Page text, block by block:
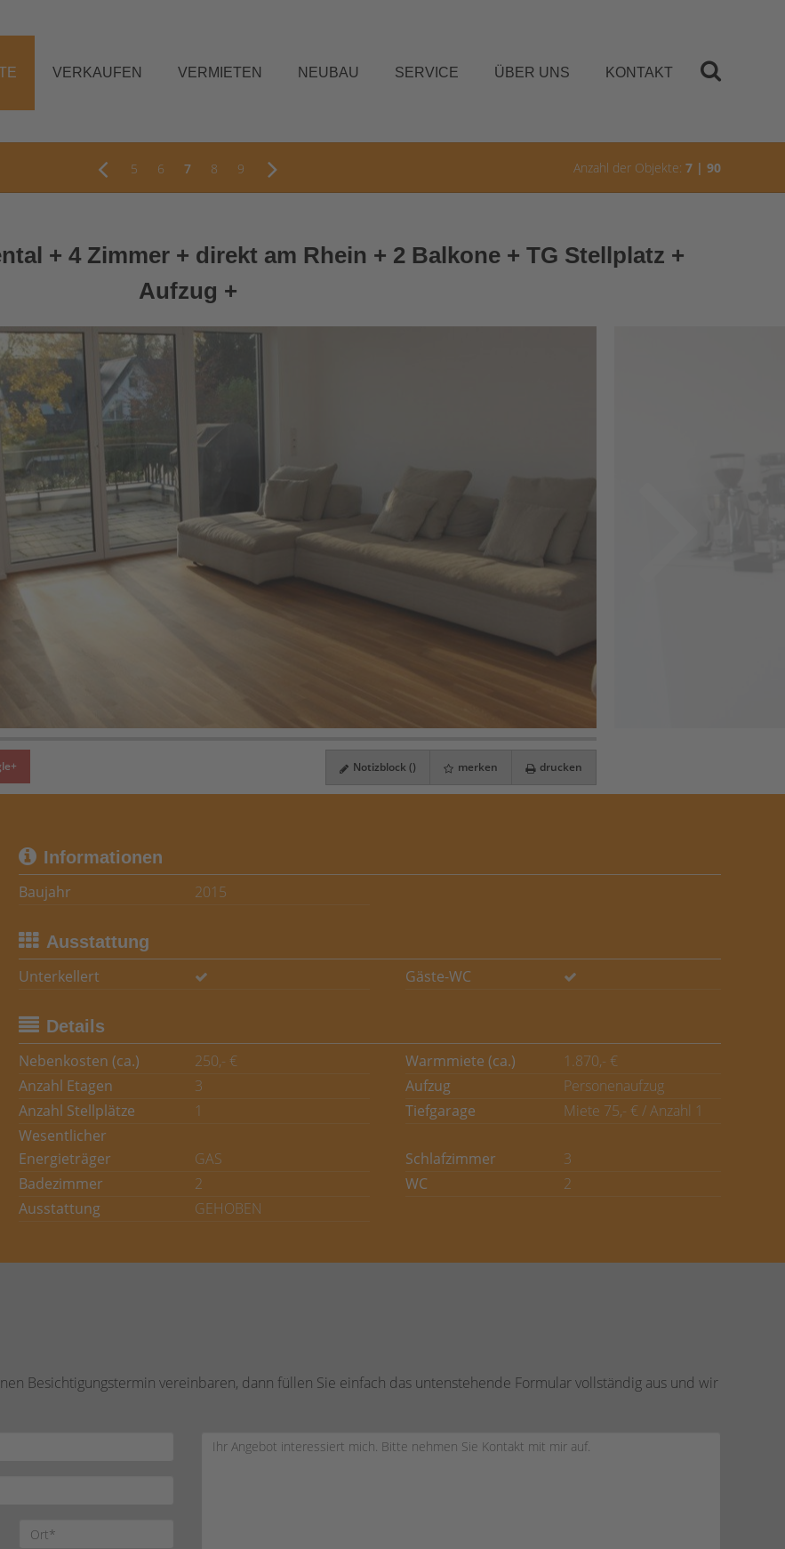
VERKAUFEN VERMIETEN NEUBAU SERVICE ÜBER UNS KONTAKT
5 6 7 8 9 Anzahl der Objekte: 7 | 90
+ 4 Zimmer + direkt am Rhein + 2 Balkone + TG Stellplatz +
Aufzug +
Notizblock () merken drucken
Informationen
Baujahr
2015
Ausstattung
Unterkellert
Gäste-WC
Details
Nebenkosten (ca.)
250,- € Warmmiete (ca.)
1.870,- €
Anzahl Etagen
3 Aufzug
Personenaufzug
Anzahl Stellplätze
1 Tiefgarage
Miete 75,- € / Anzahl 1
Wesentlicher
Energieträger
GAS Schlafzimmer
3
Badezimmer
2 WC
2
Ausstattung
GEHOBEN
Besichtigungstermin vereinbaren, dann füllen Sie einfach das untenstehende Formular vollständig aus und wir